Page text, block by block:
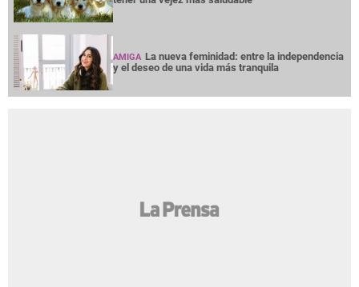
AMIGA La nueva feminidad: entre la independencia
y el deseo de una vida más tranquila